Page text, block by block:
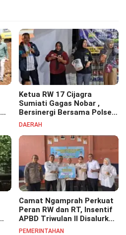
Ketua RW 17 Cijagra
Sumiati Gagas Nobar ,
Bersinergi Bersama Polsek
Bojongsoang Semarakkan
DAERAH
Camat Ngamprah Perkuat
Peran RW dan RT, Insentif
APBD Triwulan II Disalurkan
untuk Tingkatkan
PEMERINTAHAN